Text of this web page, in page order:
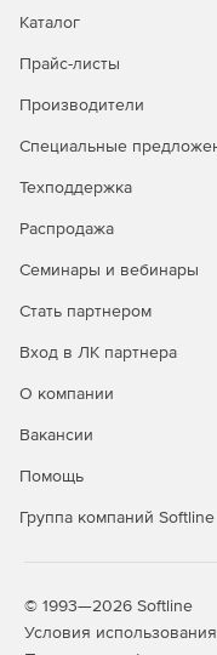
Каталог
Прайс-листы
Производители
Специальные
Техподдержка
Распродажа
Семинары и вебинары
Стать партнером
Вход в ЛК партнера
О компании
Вакансии
Помощь
Группа компаний Softline
© 1993—2026 Softline
Условия использования